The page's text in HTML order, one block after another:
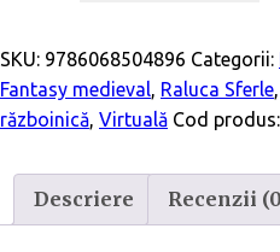
SKU: 9786068504896 Categorii:
Fantasy medieval, Raluca Sferle,
războinică, Virtuală Cod produs:
Descriere Recenzii